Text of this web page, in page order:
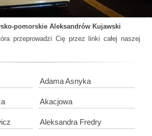
pomorskie Aleksandrów Kujawski
przeprowadzi Cię przez linki całej naszej
Adama Asnyka
Akacjowa
Aleksandra Fredry